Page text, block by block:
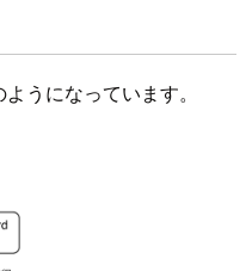
うになっています。